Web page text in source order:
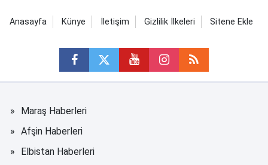
Anasayfa Künye İletişim Gizlilik İlkeleri Sitene Ekle
Maraş Haberleri
Afşin Haberleri
Elbistan Haberleri